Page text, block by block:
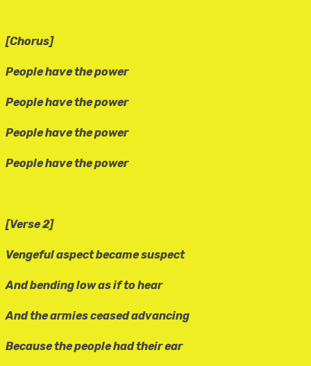
[Chorus]
People have the power
People have the power
People have the power
People have the power
[Verse 2]
Vengeful aspect became suspect
And bending low as if to hear
And the armies ceased advancing
Because the people had their ear